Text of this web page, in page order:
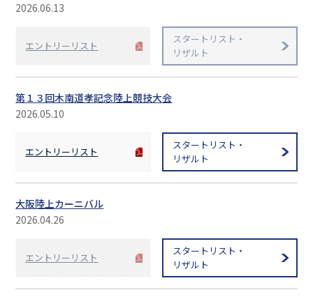
2026.06.13
エントリーリスト
スタートリスト・
リザルト
第１３回木南道孝記念陸上競技大会
2026.05.10
エントリーリスト
スタートリスト・
リザルト
大阪陸上カーニバル
2026.04.26
エントリーリスト
スタートリスト・
リザルト